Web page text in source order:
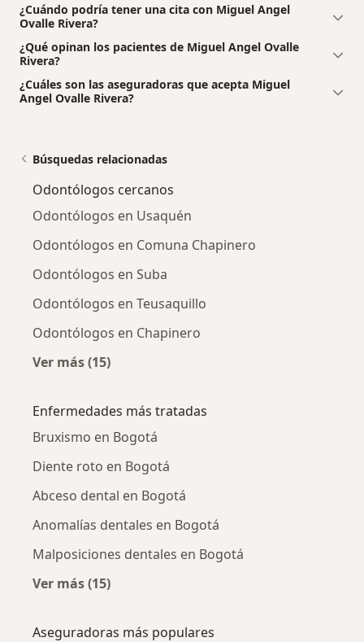
¿Cuándo podría tener una cita con Miguel Angel
Ovalle Rivera?
¿Qué opinan los pacientes de Miguel Angel Ovalle
Rivera?
¿Cuáles son las aseguradoras que acepta Miguel
Angel Ovalle Rivera?
Búsquedas relacionadas
Odontólogos cercanos
Odontólogos en Usaquén
Odontólogos en Comuna Chapinero
Odontólogos en Suba
Odontólogos en Teusaquillo
Odontólogos en Chapinero
Ver más (15)
Enfermedades más tratadas
Bruxismo en Bogotá
Diente roto en Bogotá
Abceso dental en Bogotá
Anomalías dentales en Bogotá
Malposiciones dentales en Bogotá
Ver más (15)
Aseguradoras más populares